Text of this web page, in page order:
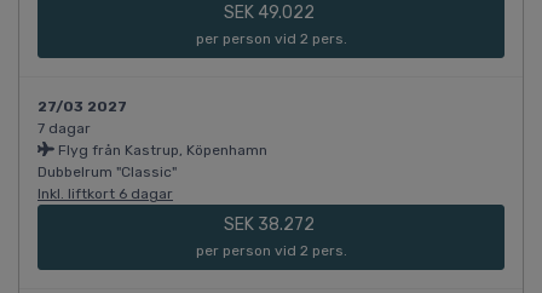
SEK 49.022
per person vid 2 pers.
27/03 2027
7 dagar
Flyg från Kastrup, Köpenhamn
Dubbelrum "Classic"
Inkl. liftkort 6 dagar
SEK 38.272
per person vid 2 pers.